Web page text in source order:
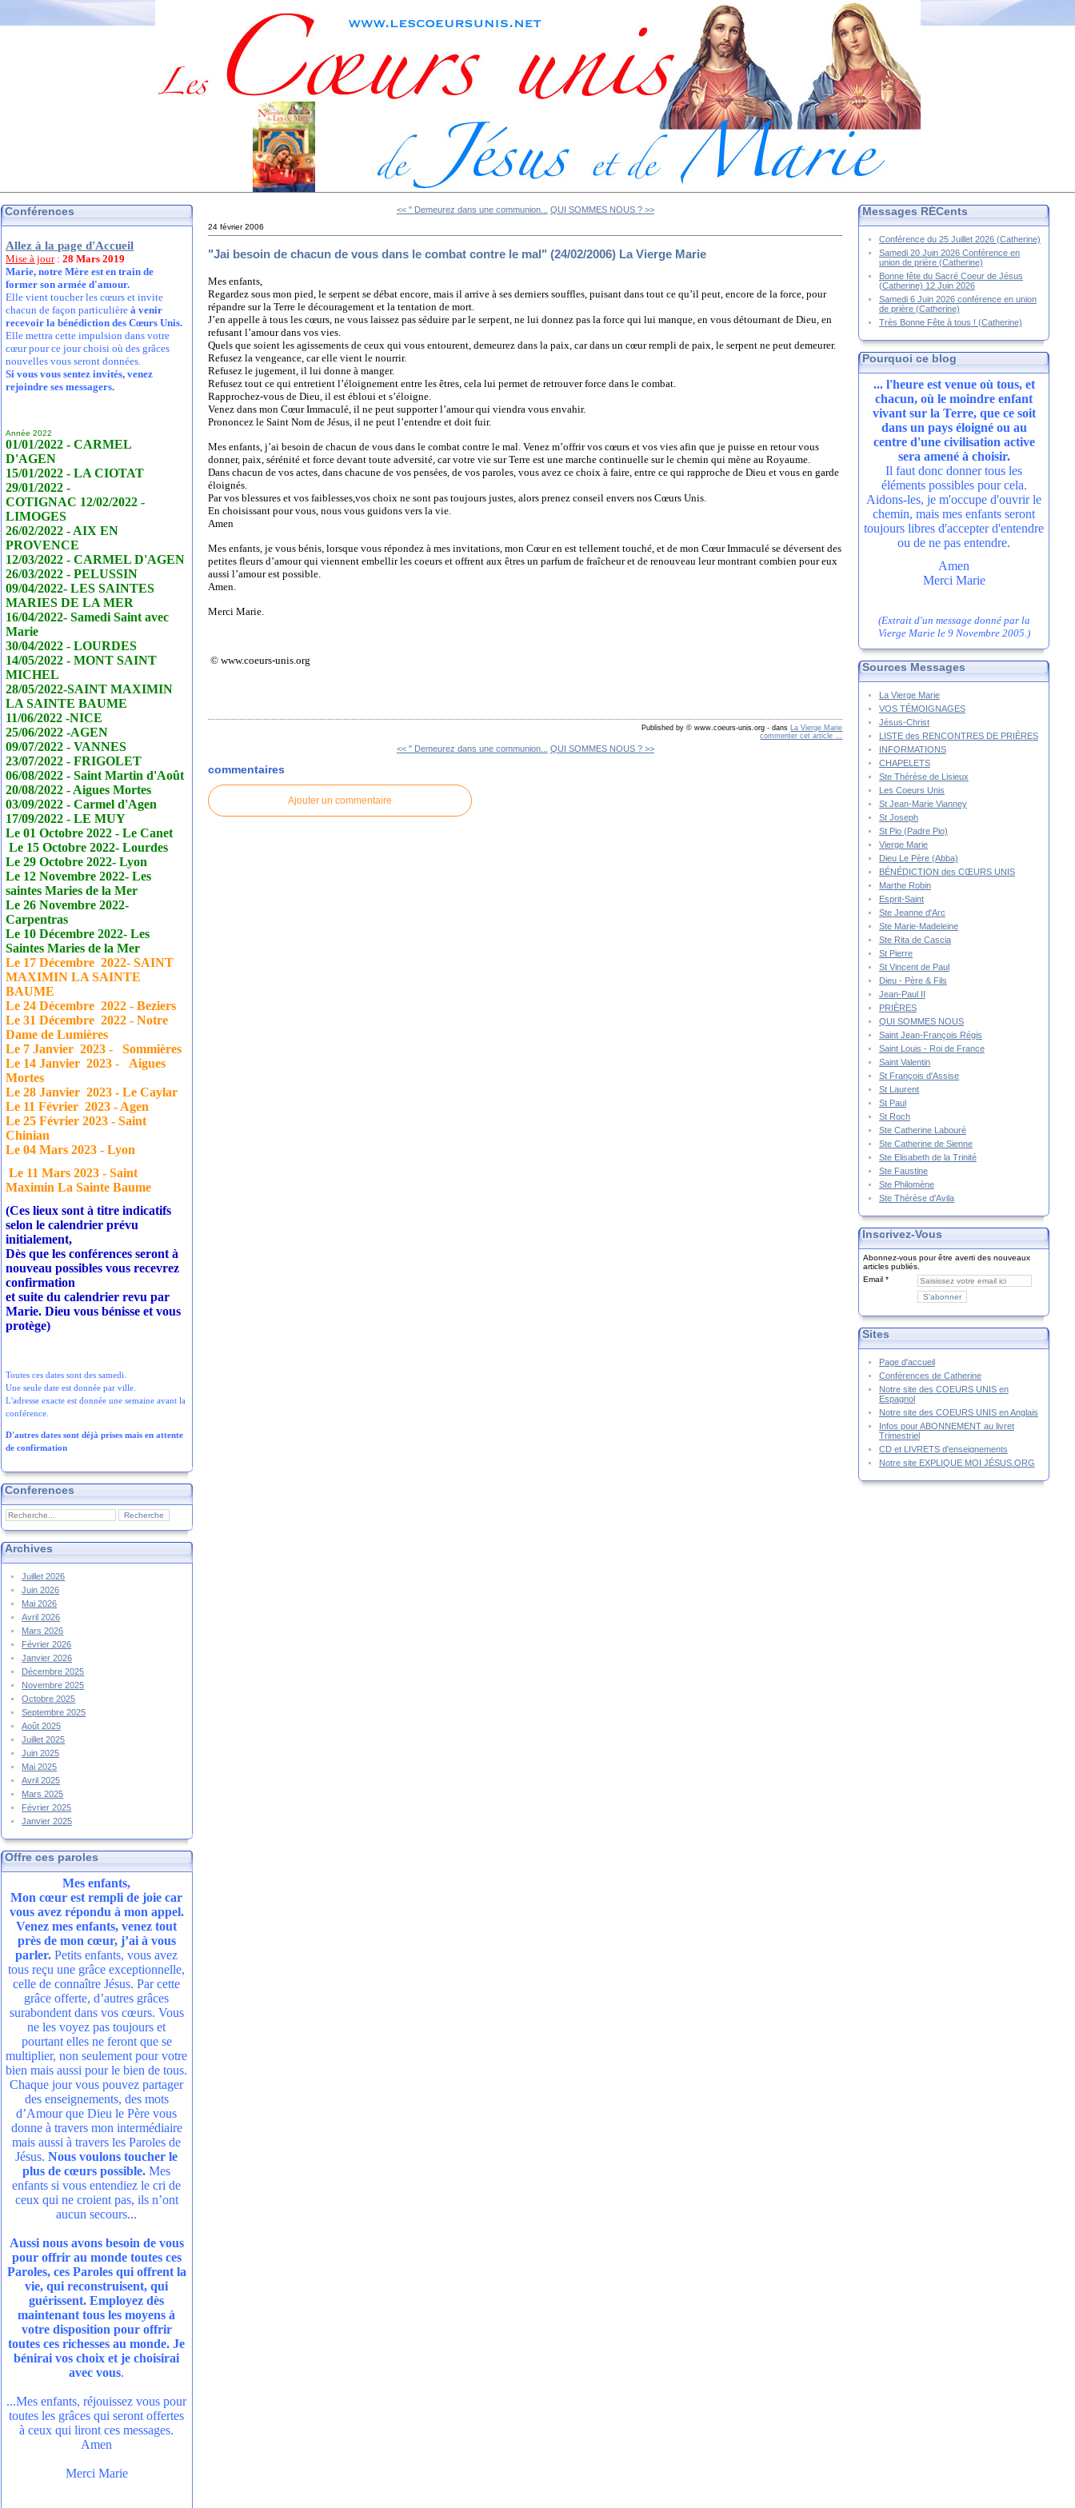
Conférences
Allez à la page d'Accueil
Mise à jour:28 Mars 2019
Marie, notre Mère est en train de
former son armée d'amour.
Elle vient toucher les cœurs et invite
chacun de façon particulièreà venir
recevoir la bénédiction des Cœurs Unis.
Elle mettra cette impulsion dans votre
cœur pour ce jour choisi où des grâces
nouvelles vous seront données.
Si vous vous sentez invités, venez
rejoindre ses messagers.
Année 2022
01/01/2022 - CARMEL
D'AGEN
15/01/2022 - LA CIOTAT
29/01/2022 -
COTIGNAC 12/02/2022 -
LIMOGES
26/02/2022 - AIX EN
PROVENCE
12/03/2022 - CARMEL D'AGEN
26/03/2022 - PELUSSIN
09/04/2022- LES SAINTES
MARIES DE LA MER
16/04/2022- Samedi Saint avec
Marie
30/04/2022 - LOURDES
14/05/2022 - MONT SAINT
MICHEL
28/05/2022-SAINT MAXIMIN
LA SAINTE BAUME
11/06/2022 -NICE
25/06/2022 -AGEN
09/07/2022 - VANNES
23/07/2022 - FRIGOLET
06/08/2022 - Saint Martin d'Août
20/08/2022 - Aigues Mortes
03/09/2022 - Carmel d'Agen
17/09/2022 - LE MUY
Le 01 Octobre 2022 - LeCanet
Le 15 Octobre 2022- Lourdes
Le 29 Octobre 2022- Lyon
Le 12 Novembre 2022- Les
saintes Maries de la Mer
Le 26 Novembre 2022-
Carpentras
Le 10 Décembre 2022- Les
Saintes Maries de la Mer
Le 17Décembre 2022- SAINT
MAXIMIN LA SAINTE
BAUME
Le 24Décembre 2022 - Beziers
Le 31Décembre 2022 - Notre
Dame de Lumières
Le 7 Janvier 2023 - Sommières
Le 14 Janvier 2023 - Aigues
Mortes
Le 28 Janvier 2023 - Le Caylar
Le 11 Février 2023 - Agen
Le 25 Février 2023 - Saint
Chinian
Le 04 Mars 2023 - Lyon
Le 11 Mars 2023 - Saint
Maximin La Sainte Baume
(Ces lieux sont à titre indicatifs
selon le calendrier prévu
initialement,
Dès que les conférences seront à
nouveau possibles vous recevrez
confirmation
et suite du calendrier revu par
Marie. Dieu vous bénisse et vous
protège)
Toutes ces dates sont des samedi.
Une seule date est donnée par ville.
L'adresse exacte est donnée une semaine avant la
conférence.
D'autres dates sont déjà prises mais en attente
de confirmation
Conferences
Archives
Juillet 2026
Juin 2026
Mai 2026
Avril 2026
Mars 2026
Février 2026
Janvier 2026
Décembre 2025
Novembre 2025
Octobre 2025
Septembre 2025
Août 2025
Juillet 2025
Juin 2025
Mai 2025
Avril 2025
Mars 2025
Février 2025
Janvier 2025
Offre ces paroles
Mes enfants,
Mon cœur est rempli de joie car
vous avez répondu à mon appel.
Venez mes enfants, venez tout
près de mon cœur, j’ai à vous
parler. Petits enfants, vous avez
tous reçu une grâce exceptionnelle,
celle de connaître Jésus. Par cette
grâce offerte, d’autres grâces
surabondent dans vos cœurs. Vous
ne les voyez pas toujours et
pourtant elles ne feront que se
multiplier, non seulement pour votre
bien mais aussi pour le bien de tous.
Chaque jour vous pouvez partager
des enseignements, des mots
d’Amour que Dieu le Père vous
donne à travers mon intermédiaire
mais aussi à travers les Paroles de
Jésus.Nous voulons toucher le
plus de cœurs possible. Mes
enfants si vous entendiez le cri de
ceux qui ne croient pas, ils n’ont
aucun secours...
Aussi nous avons besoin de vous
pour offrir au monde toutes ces
Paroles, ces Paroles qui offrent la
vie, qui reconstruisent, qui
guérissent. Employez dès
maintenant tous les moyens à
votre disposition pour offrir
toutes ces richesses au monde. Je
bénirai vos choix et je choisirai
avec vous.
...Mes enfants, réjouissez vous pour
toutes les grâces qui seront offertes
à ceux qui liront ces messages.
Amen
Merci Marie
<< " Demeurez dans une communion... QUI SOMMES NOUS ? >>
24 février 2006
"Jai besoin de chacun de vous dans le combat contre le mal" (24/02/2006) La Vierge Marie
Mes enfants,
Regardez sous mon pied, le serpent se débat encore, mais il arrive à ses derniers souffles, puisant dans tout ce qu’il peut, encore de la force, pour
répandre sur la Terre le découragement et la tentation de mort.
J’en appelle à tous les cœurs, ne vous laissez pas séduire par le serpent, ne lui donnez pas la force qui lui manque, en vous détournant de Dieu, en
refusant l’amour dans vos vies.
Quels que soient les agissements de ceux qui vous entourent, demeurez dans la paix, car dans un cœur rempli de paix, le serpent ne peut demeurer.
Refusez la vengeance, car elle vient le nourrir.
Refusez le jugement, il lui donne à manger.
Refusez tout ce qui entretient l’éloignement entre les êtres, cela lui permet de retrouver force dans le combat.
Rapprochez-vous de Dieu, il est ébloui et s’éloigne.
Venez dans mon Cœur Immaculé, il ne peut supporter l’amour qui viendra vous envahir.
Prononcez le Saint Nom de Jésus, il ne peut l’entendre et doit fuir.
Mes enfants, j’ai besoin de chacun de vous dans le combat contre le mal. Venez m’offrir vos cœurs et vos vies afin que je puisse en retour vous
donner, paix, sérénité et force devant toute adversité, car votre vie sur Terre est une marche continuelle sur le chemin qui mène au Royaume.
Dans chacun de vos actes, dans chacune de vos pensées, de vos paroles, vous avez ce choix à faire, entre ce qui rapproche de Dieu et vous en garde
éloignés.
Par vos blessures et vos faiblesses,vos choix ne sont pas toujours justes, alors prenez conseil envers nos Cœurs Unis.
En choisissant pour vous, nous vous guidons vers la vie.
Amen
Mes enfants, je vous bénis, lorsque vous répondez à mes invitations, mon Cœur en est tellement touché, et de mon Cœur Immaculé se déversent des
petites fleurs d’amour qui viennent embellir les coeurs et offrent aux êtres un parfum de fraîcheur et de renouveau leur montrant combien pour eux
aussi l’amour est possible.
Amen.
Merci Marie.
© www.coeurs-unis.org
Published by © www.coeurs-unis.org - dans La Vierge Marie
commenter cet article …
<< " Demeurez dans une communion... QUI SOMMES NOUS ? >>
commentaires
Ajouter un commentaire
Messages RÉCents
Conférence du 25 Juillet 2026 (Catherine)
Samedi 20 Juin 2026 Conférence en
union de prière (Catherine)
Bonne fête du Sacré Coeur de Jésus
(Catherine) 12 Juin 2026
Samedi 6 Juin 2026 conférence en union
de prière (Catherine)
Très Bonne Fête à tous ! (Catherine)
Pourquoi ce blog
... l'heure est venue où tous, et
chacun, où le moindre enfant
vivant sur la Terre, que ce soit
dans un pays éloigné ou au
centre d'une civilisation active
sera amené à choisir.
Il faut donc donner tous les
éléments possibles pour cela.
Aidons-les, je m'occupe d'ouvrir le
chemin, mais mes enfants seront
toujours libres d'accepter d'entendre
ou de ne pas entendre.
Amen
Merci Marie
(Extrait d'un message donné par la
Vierge Marie le 9 Novembre 2005.)
Sources Messages
La Vierge Marie
VOS TÉMOIGNAGES
Jésus-Christ
LISTE des RENCONTRES DE PRIÈRES
INFORMATIONS
CHAPELETS
Ste Thérèse de Lisieux
Les Coeurs Unis
St Jean-Marie Vianney
St Joseph
St Pio (Padre Pio)
Vierge Marie
Dieu Le Père (Abba)
BÉNÉDICTION des CŒURS UNIS
Marthe Robin
Esprit-Saint
Ste Jeanne d'Arc
Ste Marie-Madeleine
Ste Rita de Cascia
St Pierre
St Vincent de Paul
Dieu - Père & Fils
Jean-Paul II
PRIÈRES
QUI SOMMES NOUS
Saint Jean-François Régis
Saint Louis - Roi de France
Saint Valentin
St François d'Assise
St Laurent
St Paul
St Roch
Ste Catherine Labouré
Ste Catherine de Sienne
Ste Elisabeth de la Trinité
Ste Faustine
Ste Philomène
Ste Thérèse d'Avila
Inscrivez-Vous
Abonnez-vous pour être averti des nouveaux
articles publiés.
Email
Sites
Page d'accueil
Conférences de Catherine
Notre site des COEURS UNIS en
Espagnol
Notre site des COEURS UNIS en Anglais
Infos pour ABONNEMENT au livret
Trimestriel
CD et LIVRETS d'enseignements
Notre site EXPLIQUE MOI JÉSUS.ORG